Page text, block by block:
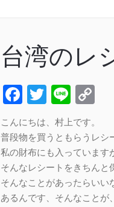
台湾のレ
Facebook
Twitter
Line
こんにちは、村上です。
普段物を買うともらうレシ
私の財布にも入っています
そんなレシートをきちんと
そんなことがあったらいい
あるんです、そんなことが